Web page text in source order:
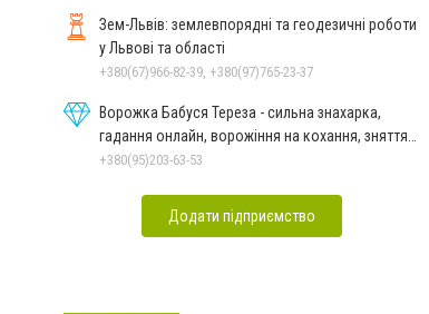
Зем-Львів: землевпорядні та геодезичні роботи
у Львові та області
+380(67)966-82-39, +380(97)765-23-37
Ворожка Бабуся Тереза - сильна знахарка,
гадання онлайн, ворожіння на кохання, зняття
порчі
+380(95)203-63-53
Додати підприємство